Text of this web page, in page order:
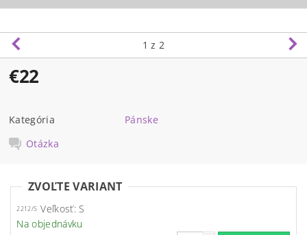
1 z 2
€22
Kategória
Pánske
Otázka
ZVOĽTE VARIANT
2212/S Veľkosť: S
Na objednávku